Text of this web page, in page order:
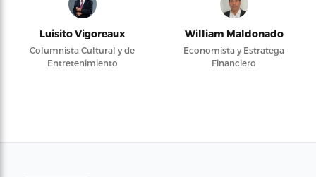
Luisito Vigoreaux
Columnista Cultural y de
Entretenimiento
William Maldonado
Economista y Estratega
Financiero